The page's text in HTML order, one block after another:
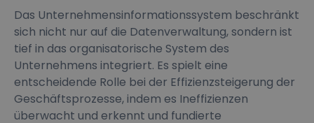
Das Unternehmensinformationssystem beschränkt
sich nicht nur auf die Datenverwaltung, sondern ist
tief in das organisatorische System des
Unternehmens integriert. Es spielt eine
entscheidende Rolle bei der Effizienzsteigerung der
Geschäftsprozesse, indem es Ineffizienzen
überwacht und erkennt und fundierte